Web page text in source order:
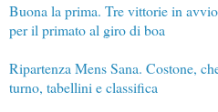
Buona la prima. Tre vittorie in
per il primato al giro di boa
Ripartenza Mens Sana. Costone,
turno, tabellini e classifica